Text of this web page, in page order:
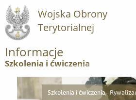
Wojska Obrony
Terytorialnej
Informacje
Szkolenia i ćwiczenia
Szkolenia i ćwiczenia,